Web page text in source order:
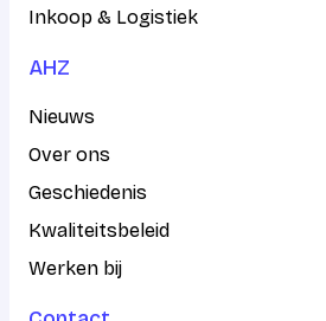
Inkoop & Logistiek
AHZ
Nieuws
Over ons
Geschiedenis
Kwaliteitsbeleid
Werken bij